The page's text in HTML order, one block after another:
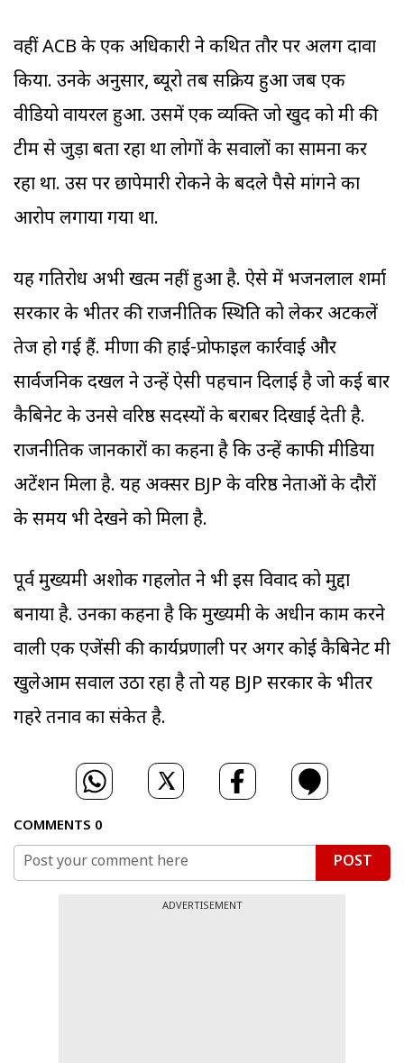
वहीं ACB के एक अधिकारी ने कथित तौर पर अलग दावा
किया. उनके अनुसार, ब्यूरो तब सक्रिय हुआ जब एक
वीडियो वायरल हुआ. उसमें एक व्यक्ति जो खुद को मंत्री की
टीम से जुड़ा बता रहा था लोगों के सवालों का सामना कर
रहा था. उस पर छापेमारी रोकने के बदले पैसे मांगने का
आरोप लगाया गया था.
यह गतिरोध अभी खत्म नहीं हुआ है. ऐसे में भजनलाल शर्मा
सरकार के भीतर की राजनीतिक स्थिति को लेकर अटकलें
तेज हो गई हैं. मीणा की हाई-प्रोफाइल कार्रवाई और
सार्वजनिक दखल ने उन्हें ऐसी पहचान दिलाई है जो कई बार
कैबिनेट के उनसे वरिष्ठ सदस्यों के बराबर दिखाई देती है.
राजनीतिक जानकारों का कहना है कि उन्हें काफी मीडिया
अटेंशन मिला है. यह अक्सर BJP के वरिष्ठ नेताओं के दौरों
के समय भी देखने को मिला है.
पूर्व मुख्यमंत्री अशोक गहलोत ने भी इस विवाद को मुद्दा
बनाया है. उनका कहना है कि मुख्यमंत्री के अधीन काम करने
वाली एक एजेंसी की कार्यप्रणाली पर अगर कोई कैबिनेट मंत्री
खुलेआम सवाल उठा रहा है तो यह BJP सरकार के भीतर
गहरे तनाव का संकेत है.
COMMENTS 0
POST
ADVERTISEMENT